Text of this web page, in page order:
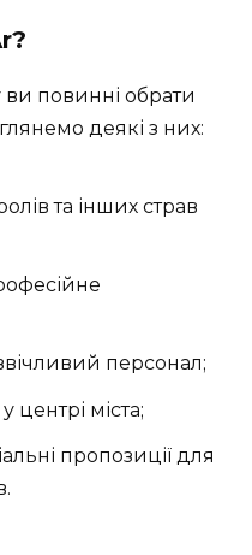
ви повинні обрати
деякі з них:
та інших страв
персонал;
центрі міста;
пропозиції для